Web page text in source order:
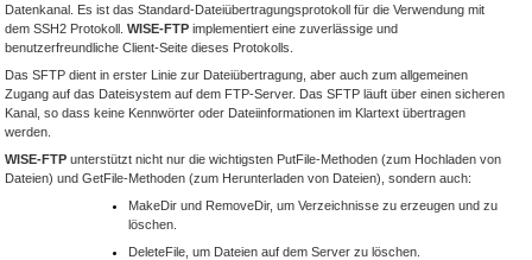
Datenkanal. Es ist das Standard-Dateiübertragungsprotokoll für die Verwendung mit
dem SSH2 Protokoll. WISE-FTP implementiert eine zuverlässige und
benutzerfreundliche Client-Seite dieses Protokolls.
Das SFTP dient in erster Linie zur Dateiübertragung, aber auch zum allgemeinen
Zugang auf das Dateisystem auf dem FTP-Server. Das SFTP läuft über einen sicheren
Kanal, so dass keine Kennwörter oder Dateiinformationen im Klartext übertragen
werden.
WISE-FTP unterstützt nicht nur die wichtigsten PutFile-Methoden (zum Hochladen von
Dateien) und GetFile-Methoden (zum Herunterladen von Dateien), sondern auch:
MakeDir und RemoveDir, um Verzeichnisse zu erzeugen und zu
löschen.
DeleteFile, um Dateien auf dem Server zu löschen.